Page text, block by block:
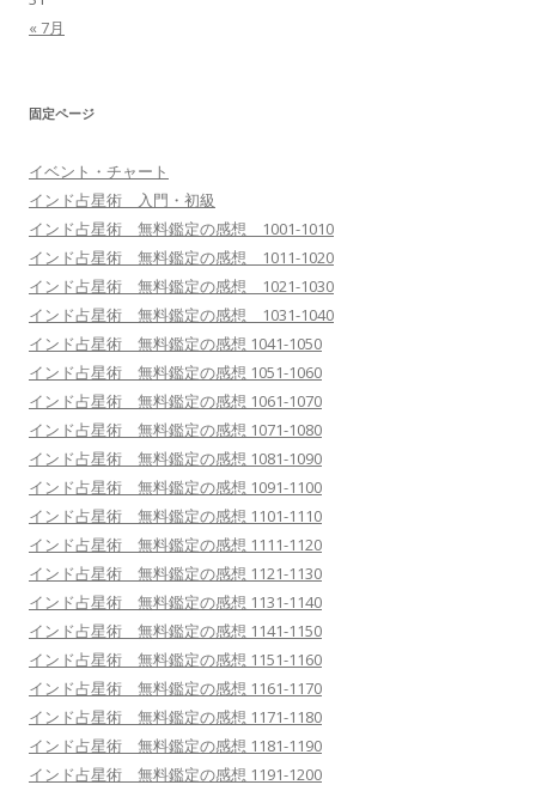
« 7月
固定ページ
イベント・チャート
インド占星術 入門・初級
インド占星術 無料鑑定の感想 1001-1010
インド占星術 無料鑑定の感想 1011-1020
インド占星術 無料鑑定の感想 1021-1030
インド占星術 無料鑑定の感想 1031-1040
インド占星術 無料鑑定の感想 1041-1050
インド占星術 無料鑑定の感想 1051-1060
インド占星術 無料鑑定の感想 1061-1070
インド占星術 無料鑑定の感想 1071-1080
インド占星術 無料鑑定の感想 1081-1090
インド占星術 無料鑑定の感想 1091-1100
インド占星術 無料鑑定の感想 1101-1110
インド占星術 無料鑑定の感想 1111-1120
インド占星術 無料鑑定の感想 1121-1130
インド占星術 無料鑑定の感想 1131-1140
インド占星術 無料鑑定の感想 1141-1150
インド占星術 無料鑑定の感想 1151-1160
インド占星術 無料鑑定の感想 1161-1170
インド占星術 無料鑑定の感想 1171-1180
インド占星術 無料鑑定の感想 1181-1190
インド占星術 無料鑑定の感想 1191-1200